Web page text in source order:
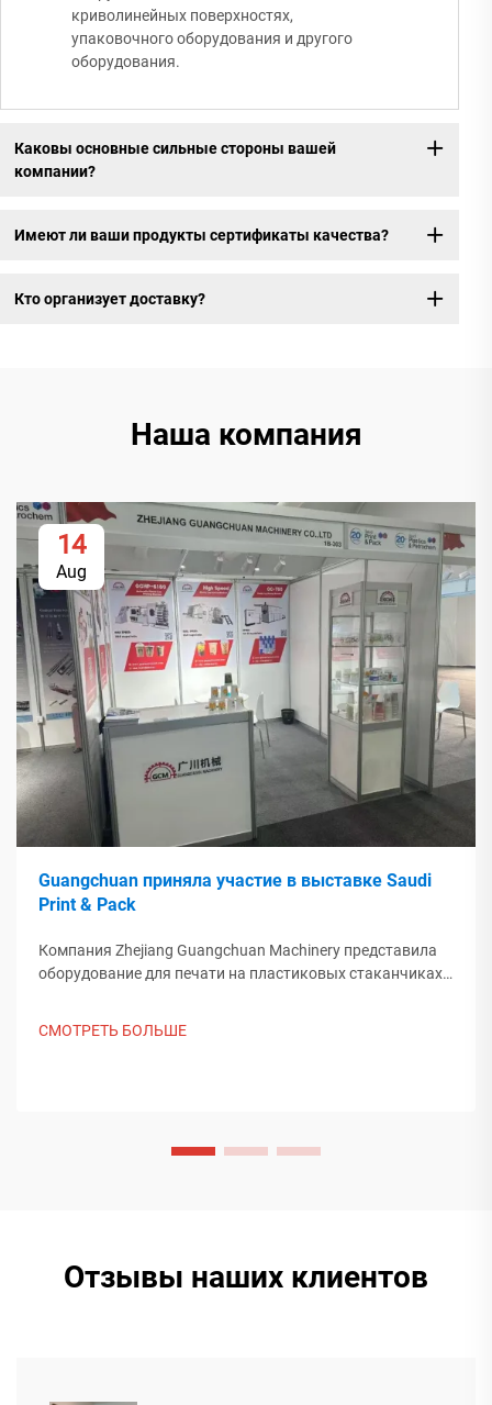
криволинейных поверхностях,
упаковочного оборудования и другого
оборудования.
Каковы основные сильные стороны вашей
компании?
Имеют ли ваши продукты сертификаты качества?
Кто организует доставку?
Наша компания
14
Aug
Guangchuan приняла участие в выставке Saudi
Print & Pack
Компания Zhejiang Guangchuan Machinery представила
оборудование для печати на пластиковых стаканчиках
СМОТРЕТЬ БОЛЬШЕ
Отзывы наших клиентов